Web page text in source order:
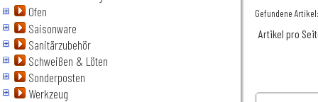
Ofen
Saisonware
Sanitärzubehör
Schweißen & Löten
Sonderposten
Werkzeug
Gefundene
Artikel pro